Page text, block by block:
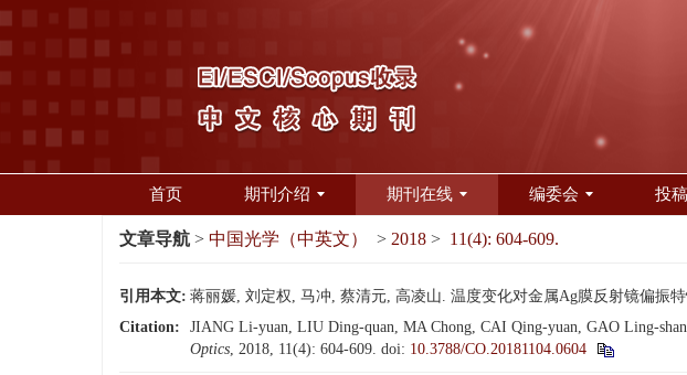
首页 期刊介绍 期刊在线 编委会 投
文章导航 > 中国光学（中英文） > 2018 > 11(4): 604-609.
引用本文: 蒋丽媛, 刘定权, 马冲, 蔡清元, 高凌山. 温度变化对金属Ag膜反射镜偏振
Citation:
JIANG Li-yuan, LIU Ding-quan, MA Chong, CAI Qing-yuan, GAO Ling-
Optics, 2018, 11(4): 604-609. doi: 10.3788/CO.20181104.0604